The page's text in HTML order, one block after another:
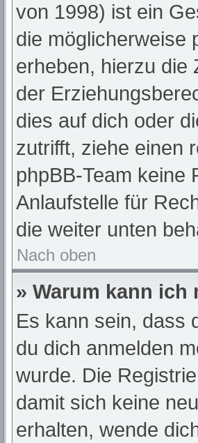
von 1998) ist ein
die möglicherweise
erheben, hierzu die
der
dies auf dich oder
zutrifft, ziehe einen
phpBB-Team keine
Anlaufstelle für
die weiter unten
Nach oben
» Warum kann
Es kann sein, dass
du dich anmelden
wurde. Die
damit sich keine
erhalten, wende